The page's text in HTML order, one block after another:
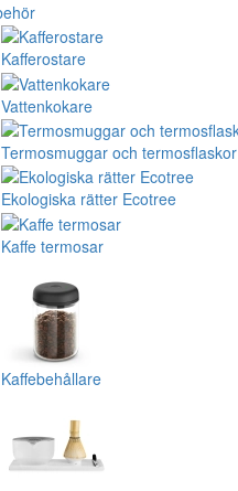
Kafferostare
Vattenkokare
Termosmuggar och termosflaskor
Ekologiska rätter Ecotree
Kaffe termosar
Kaffebehållare